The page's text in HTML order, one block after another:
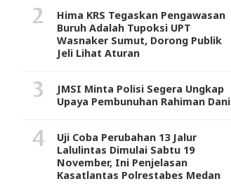
Hima KRS Tegaskan Pengawasan
Buruh Adalah Tupoksi UPT
Wasnaker Sumut, Dorong Publik
Jeli Lihat Aturan
JMSI Minta Polisi Segera Ungkap
Upaya Pembunuhan Rahiman Dani
Uji Coba Perubahan 13 Jalur
Lalulintas Dimulai Sabtu 19
November, Ini Penjelasan
Kasatlantas Polrestabes Medan